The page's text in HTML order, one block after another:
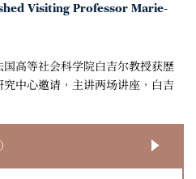
Visiting Professor Marie-
高等社会科学院白吉尔教授获歷
中心邀请，主讲两场讲座，白吉